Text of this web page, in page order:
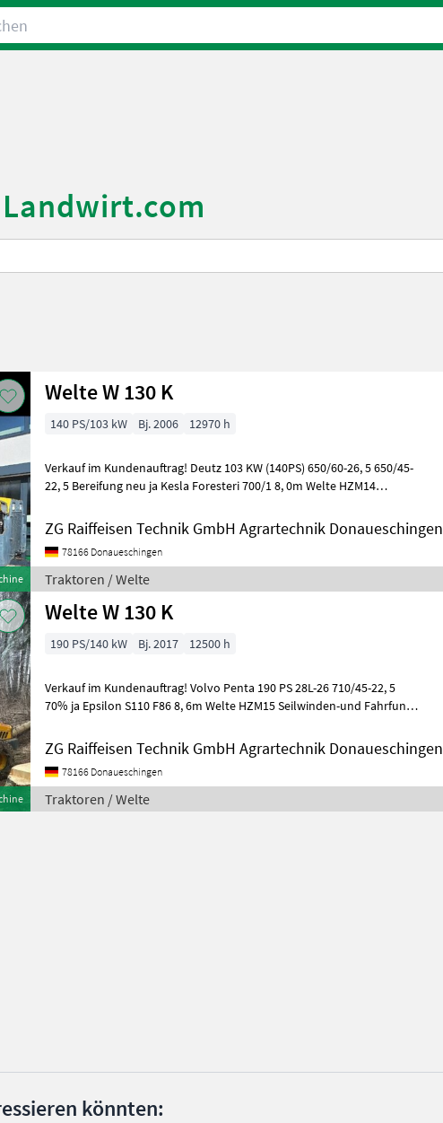
Welte W 130 K
140 PS/103 kW Bj. 2006 12970 h
Verkauf im Kundenauftrag! Deutz 103 KW (140PS) 650/60-26, 5 650/45-
22, 5 Bereifung neu ja Kesla Foresteri 700/1 8, 0m Welte HZM14
ZG Raiffeisen Technik GmbH Agrartechnik Donaueschingen
78166 Donaueschingen
Traktoren / Welte
Welte W 130 K
190 PS/140 kW Bj. 2017 12500 h
Verkauf im Kundenauftrag! Volvo Penta 190 PS 28L-26 710/45-22, 5
70% ja Epsilon S110 F86 8, 6m Welte HZM15 Seilwinden-und Fahrfunk
ZG Raiffeisen Technik GmbH Agrartechnik Donaueschingen
78166 Donaueschingen
Traktoren / Welte
könnten: